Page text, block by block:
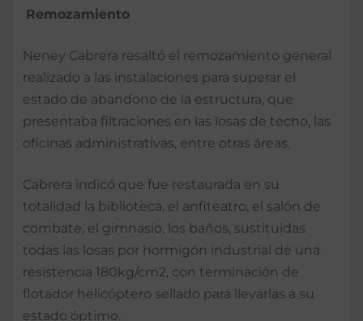
Remozamiento
Neney Cabrera resaltó el remozamiento general
realizado a las instalaciones para superar el
estado de abandono de la estructura, que
presentaba filtraciones en las losas de techo, las
oficinas administrativas, entre otras áreas.
Cabrera indicó que fue restaurada en su
totalidad la biblioteca, el anfiteatro, el salón de
combate, el gimnasio, los baños, sustituidas
todas las losas por hormigón industrial de una
resistencia 180kg/cm2, con terminación de
flotador helicóptero sellado para llevarlas a su
estado óptimo.